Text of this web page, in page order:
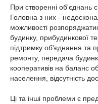
При створенні об'єднань
Головна з них -
можливості
будинку, прибудинкової
підтримку об'єднання та
ремонту, передача
кооперативів на баланс
населення, відсутність
Ці та інші проблеми є